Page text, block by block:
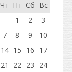
Чт Пт Сб Вс
1
2
3
7 8 9
10
14 15 16
17
21 22 23
24